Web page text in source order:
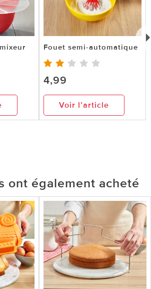
Fouet semi-automatique
4,99
Voir l’article
ont également acheté